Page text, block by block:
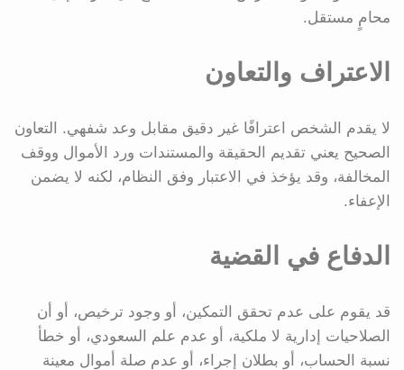
محامٍ مستقل.
الاعتراف والتعاون
لا يقدم الشخص اعترافًا غير دقيق مقابل وعد شفهي. التعاون
الصحيح يعني تقديم الحقيقة والمستندات ورد الأموال ووقف
المخالفة، وقد يؤخذ في الاعتبار وفق النظام، لكنه لا يضمن
الإعفاء.
الدفاع في القضية
قد يقوم على عدم تحقق التمكين، أو وجود ترخيص، أو أن
الصلاحيات إدارية لا ملكية، أو عدم علم السعودي، أو خطأ
نسبة الحساب، أو بطلان إجراء، أو عدم صلة أموال معينة